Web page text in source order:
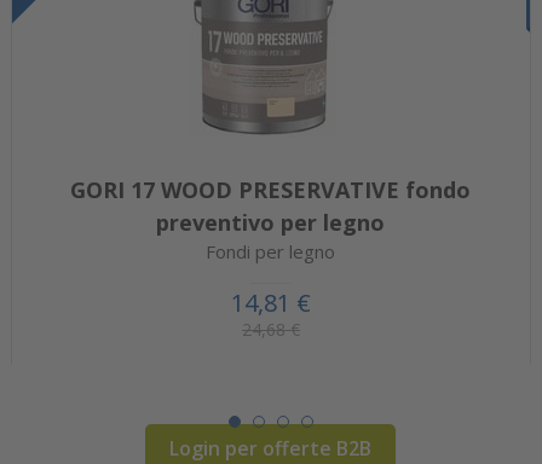
GORI 17 WOOD PRESERVATIVE fondo
preventivo per legno
Fondi per legno
14,81 €
24,68 €
Login per offerte B2B